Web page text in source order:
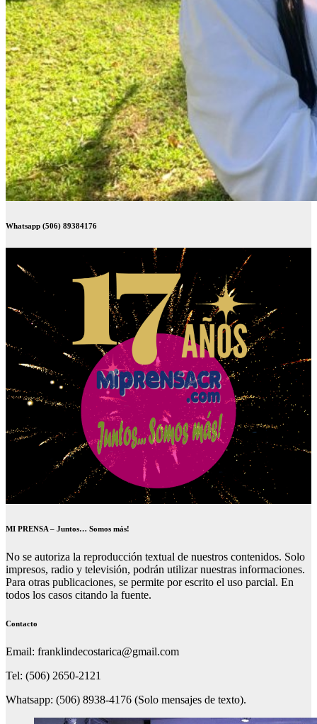
Whatsapp (506) 89384176
MI PRENSA – Juntos… Somos más!
No se autoriza la reproducción textual de nuestros contenidos. Solo
impresos, radio y televisión, podrán utilizar nuestras informaciones.
Para otras publicaciones, se permite por escrito el uso parcial. En
todos los casos citando la fuente.
Contacto
Email: franklindecostarica@gmail.com
Tel: (506) 2650-2121
Whatsapp: (506) 8938-4176 (Solo mensajes de texto).